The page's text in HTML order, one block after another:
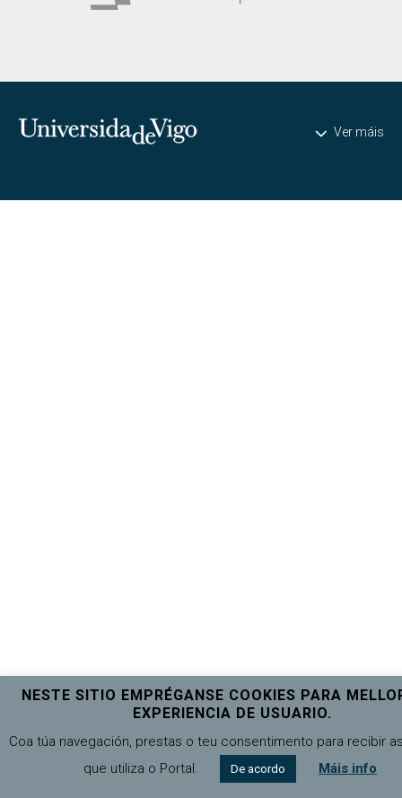
Universidade de Vigo Ver máis
NESTE SITIO EMPRÉGANSE COOKIES PARA
EXPERIENCIA DE USUARIO.
Coa túa navegación, prestas o teu consentimento para recibir
que utiliza o Portal.
De acordo Máis info